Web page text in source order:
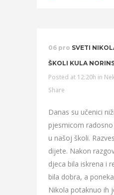
06 pro SVETI
ŠKOLI KULA
Posted at 12:20h in
Share
Danas su učenici
pjesmicom
u našoj školi.
dijete. Nakon
djeca bila iskrena i
bila dobra, a
Nikola potaknuo ih